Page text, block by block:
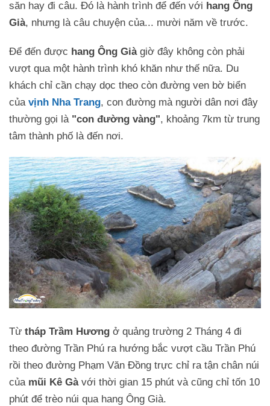
săn hay đi câu. Đó là hành trình để đến với hang Ông
Già, nhưng là câu chuyện của... mười năm về trước.
Để đến được hang Ông Giàgiờ đây không còn phải
vượt qua một hành trình khó khăn như thế nữa. Du
khách chỉ cần chạy dọc theo còn đường ven bờ biển
của vịnh Nha Trang, con đường mà người dân nơi đây
thường gọi là "con đường vàng", khoảng 7km từ trung
tâm thành phố là đến nơi.
Từ tháp Trầm Hương ở quảng trường 2 Tháng 4 đi
theo đường Trần Phú ra hướng bắc vượt cầu Trần Phú
rồi theo đường Phạm Văn Đồng trực chỉ ra tận chân núi
của mũi Kê Gàvới thời gian 15 phút và cũng chỉ tốn 10
phút để trèo núi qua hang Ông Già.